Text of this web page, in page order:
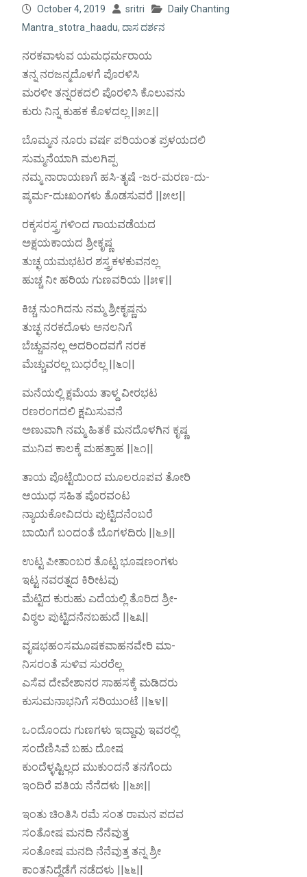
October 4, 2019 sritri
Daily Chanting
Mantra_stotra_haadu, ದಾಸ ದರ್ಶನ
ನರಕವಾಳುವ ಯಮಧರ್ಮರಾಯ
ತನ್ನ ನರಜನ್ಮದೊಳಗೆ ಪೊರಳಿಸಿ
ಮರಳೀ ತನ್ನರಕದಲಿ ಪೊರಳಿಸಿ ಕೊಲುವನು
ಕುರು ನಿನ್ನ ಕುಹಕ ಕೊಳದಲ್ಲ ||೫೭||
ಬೊಮ್ಮನ ನೂರು ವರ್ಷ ಪರಿಯಂತ ಪ್ರಳಯದಲಿ
ಸುಮ್ಮನೆಯಾಗಿ ಮಲಗಿಪ್ಪ
ನಮ್ಮ ನಾರಾಯಣಗೆ ಹಸಿ-ತೃಷೆ -ಜರ-ಮರಣ-ದು-
ಷ್ಕರ್ಮ-ದುಃಖಂಗಳು ತೊಡಸುವರೆ ||೫೮||
ರಕ್ಕಸರಸ್ತ್ರಗಳಿಂದ ಗಾಯವಡೆಯದ
ಅಕ್ಷಯಕಾಯದ ಶ್ರೀಕೃಷ್ಣ
ತುಚ್ಛ ಯಮಭಟರ ಶಸ್ತ್ರಕಳಕುವನಲ್ಲ
ಹುಚ್ಚ ನೀ ಹರಿಯ ಗುಣವರಿಯ ||೫೯||
ಕಿಚ್ಚ ನುಂಗಿದನು ನಮ್ಮ ಶ್ರೀಕೃಷ್ಣನು
ತುಚ್ಛ ನರಕದೊಳು ಅನಲನಿಗೆ
ಬೆಚ್ಚುವನಲ್ಲ ಅದರಿಂದವಗೆ ನರಕ
ಮೆಚ್ಚುವರಲ್ಲ ಬುಧರೆಲ್ಲ ||೬೦||
ಮನೆಯಲ್ಲಿ ಕ್ಷಮೆಯ ತಾಳ್ದ ವೀರಭಟ
ರಣರಂಗದಲಿ ಕ್ಷಮಿಸುವನೆ
ಅಣುವಾಗಿ ನಮ್ಮ ಹಿತಕೆ ಮನದೊಳಗಿನ ಕೃಷ್ಣ
ಮುನಿವ ಕಾಲಕ್ಕೆ ಮಹತ್ತಾಹ ||೬೧||
ತಾಯ ಪೊಟ್ಟೆಯಿಂದ ಮೂಲರೂಪವ ತೋರಿ
ಆಯುಧ ಸಹಿತ ಪೊರವಂಟ
ನ್ಯಾಯಕೋವಿದರು ಪುಟ್ಟಿದನೆಂಬರೆ
ಬಾಯಿಗೆ ಬಂದಂತೆ ಬೊಗಳದಿರು ||೬೨||
ಉಟ್ಟ ಪೀತಾಂಬರ ತೊಟ್ಟ ಭೂಷಣಂಗಳು
ಇಟ್ಟ ನವರತ್ನದ ಕಿರೀಟವು
ಮೆಟ್ಟಿದ ಕುರುಹು ಎದೆಯಲ್ಲಿ ತೊರಿದ ಶ್ರೀ-
ವಿಠ್ಠಲ ಪುಟ್ಟಿದನೆನಬಹುದೆ ||೬೩||
ವೃಷಭಹಂಸಮೂಷಕವಾಹನವೇರಿ ಮಾ-
ನಿಸರಂತೆ ಸುಳಿವ ಸುರರೆಲ್ಲ
ಎಸೆವ ದೇವೇಶಾನರ ಸಾಹಸಕ್ಕೆ ಮಡಿದರು
ಕುಸುಮನಾಭನಿಗೆ ಸರಿಯುಂಟೆ ||೬೪||
ಒಂದೊಂದು ಗುಣಗಳು ಇದ್ದಾವು ಇವರಲ್ಲಿ
ಸಂದೆಣಿಸಿವೆ ಬಹು ದೋಷ
ಕುಂದೆಳ್ಳಷ್ಟಿಲ್ಲದ ಮುಕುಂದನೆ ತನಗೆಂದು
ಇಂದಿರೆ ಪತಿಯ ನೆನೆದಳು ||೬೫||
ಇಂತು ಚಿಂತಿಸಿ ರಮೆ ಸಂತ ರಾಮನ ಪದವ
ಸಂತೋಷ ಮನದಿ ನೆನೆವುತ್ತ
ಸಂತೋಷ ಮನದಿ ನೆನೆವುತ್ತ ತನ್ನ ಶ್ರೀ
ಕಾಂತನಿದ್ದೆಡೆಗೆ ನಡೆದಳು ||೬೬||